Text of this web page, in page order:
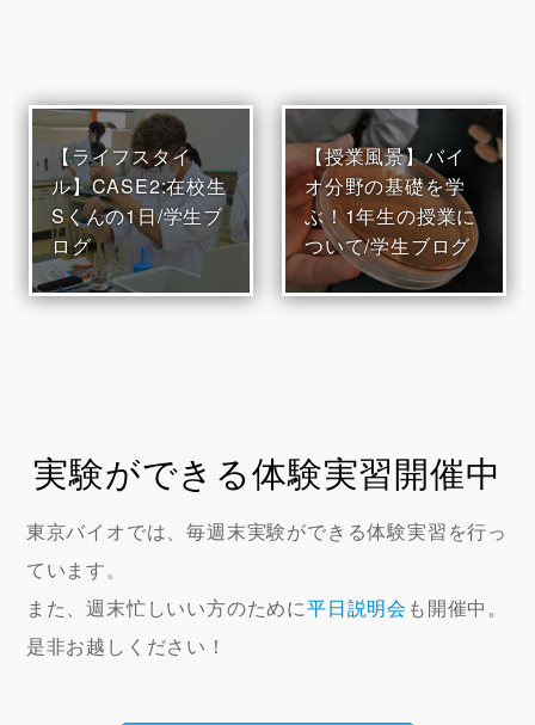
【ライフスタイ
ル】CASE2:在校生
Sくんの1日/学生ブ
ログ
【授業風景】バイ
オ分野の基礎を学
ぶ！1年生の授業に
ついて/学生ブログ
実験ができる体験実習開催中
東京バイオでは、毎週末実験ができる体験実習を行っ
ています。
また、週末忙しいい方のために平日説明会 も開催中。
是非お越しください！